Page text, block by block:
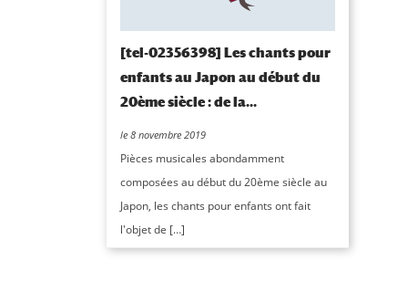
[tel-02356398] Les chants pour
enfants au Japon au début du
20ème siècle : de la...
le 8 novembre 2019
Pièces musicales abondamment
composées au début du 20ème siècle au
Japon, les chants pour enfants ont fait
l'objet de […]